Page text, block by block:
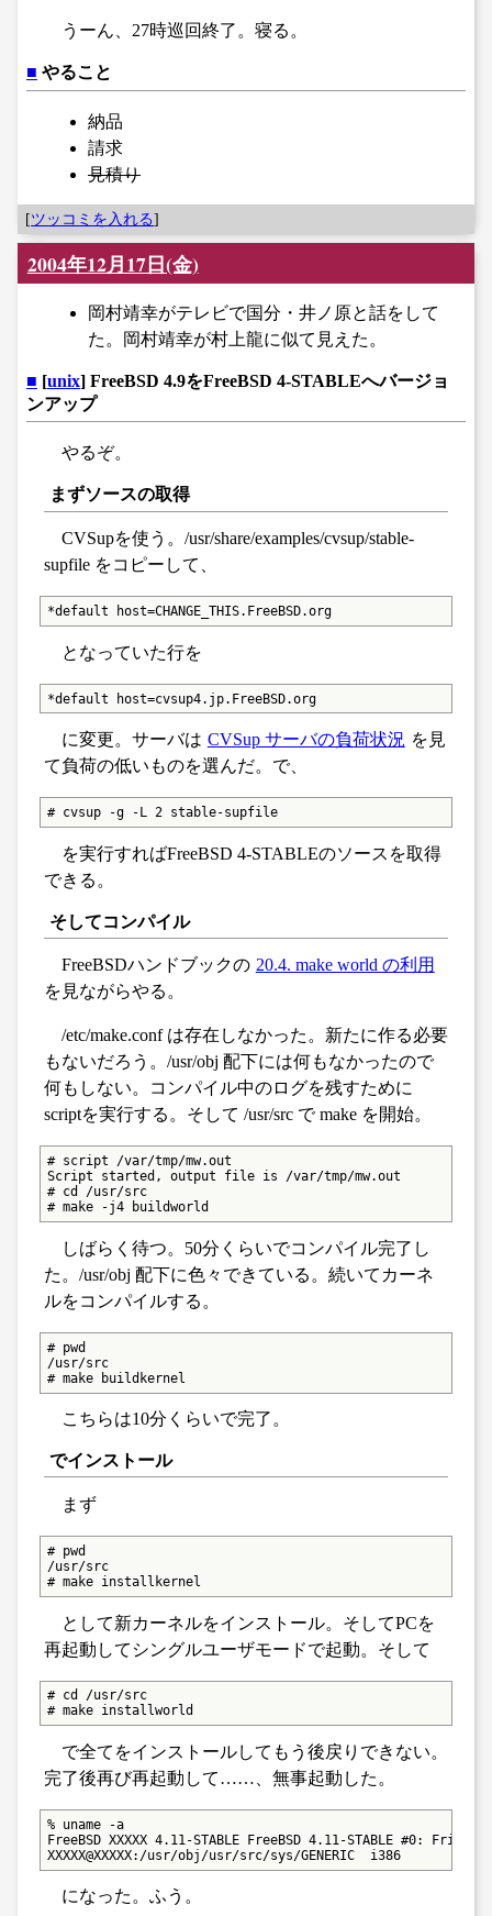
うーん、27時巡回終了。寝る。
■ やること
納品
請求
見積り
[ツッコミを入れる]
2004年12月17日(金)
岡村靖幸がテレビで国分・井ノ原と話をして
た。岡村靖幸が村上龍に似て見えた。
■ [unix] FreeBSD 4.9をFreeBSD 4-STABLEへバージョ
ンアップ
やるぞ。
まずソースの取得
CVSupを使う。/usr/share/examples/cvsup/stable-
supfile をコピーして、
*default host=CHANGE_THIS.FreeBSD.org
となっていた行を
*default host=cvsup4.jp.FreeBSD.org
に変更。サーバは CVSup サーバの負荷状況 を見
て負荷の低いものを選んだ。で、
# cvsup -g -L 2 stable-supfile
を実行すればFreeBSD 4-STABLEのソースを取得
できる。
そしてコンパイル
FreeBSDハンドブックの 20.4. make world の利用
を見ながらやる。
/etc/make.conf は存在しなかった。新たに作る必要
もないだろう。/usr/obj 配下には何もなかったので
何もしない。コンパイル中のログを残すために
scriptを実行する。そして /usr/src で make を開始。
# script /var/tmp/mw.out
Script started, output file is /var/tmp/mw.out
# cd /usr/src
# make -j4 buildworld
しばらく待つ。50分くらいでコンパイル完了し
た。/usr/obj 配下に色々できている。続いてカーネ
ルをコンパイルする。
# pwd
/usr/src
# make buildkernel
こちらは10分くらいで完了。
でインストール
まず
# pwd
/usr/src
# make installkernel
として新カーネルをインストール。そしてPCを
再起動してシングルユーザモードで起動。そして
# cd /usr/src
# make installworld
で全てをインストールしてもう後戻りできない。
完了後再び再起動して……、無事起動した。
% uname -a
FreeBSD XXXXX 4.11-STABLE FreeBSD 4.11-STABLE #0: Fri
XXXXX@XXXXX:/usr/obj/usr/src/sys/GENERIC  i386
になった。ふう。